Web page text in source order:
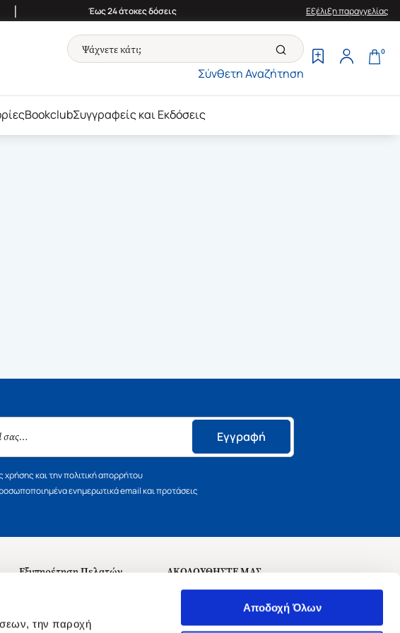
την παροχή
Αποδοχή Όλων
| Έως 24 άτοκες δόσεις Εξέλιξη παραγγελίας
Σύνθετη Αναζήτηση
0
BookclubΣυγγραφείς και Εκδόσεις
Εγγραφή
και την πολιτική απορρήτου
ενημερωτικά email και προτάσεις
Εξυπηρέτηση Πελατών
ΑΚΟΛΟΥΘΗΣΤΕ ΜΑΣ